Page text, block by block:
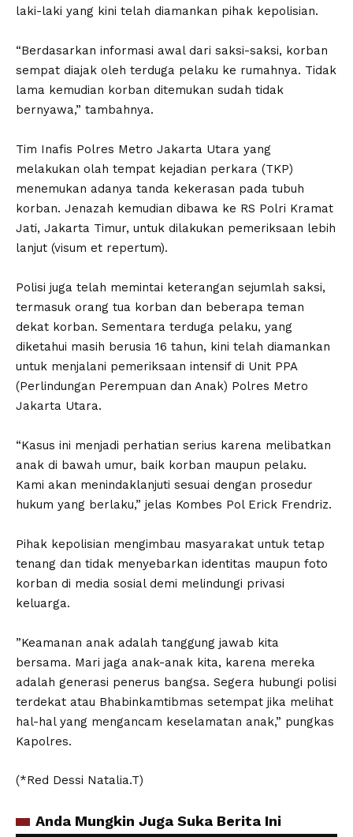
laki-laki yang kini telah diamankan pihak kepolisian.
‎“Berdasarkan informasi awal dari saksi-saksi, korban
sempat diajak oleh terduga pelaku ke rumahnya. Tidak
lama kemudian korban ditemukan sudah tidak
bernyawa,” tambahnya.
‎Tim Inafis Polres Metro Jakarta Utara yang
melakukan olah tempat kejadian perkara (TKP)
menemukan adanya tanda kekerasan pada tubuh
korban. Jenazah kemudian dibawa ke RS Polri Kramat
Jati, Jakarta Timur, untuk dilakukan pemeriksaan lebih
lanjut (visum et repertum).
‎Polisi juga telah memintai keterangan sejumlah saksi,
termasuk orang tua korban dan beberapa teman
dekat korban. Sementara terduga pelaku, yang
diketahui masih berusia 16 tahun, kini telah diamankan
untuk menjalani pemeriksaan intensif di Unit PPA
(Perlindungan Perempuan dan Anak) Polres Metro
Jakarta Utara.
‎“Kasus ini menjadi perhatian serius karena melibatkan
anak di bawah umur, baik korban maupun pelaku.
Kami akan menindaklanjuti sesuai dengan prosedur
hukum yang berlaku,” jelas Kombes Pol Erick Frendriz.
‎Pihak kepolisian mengimbau masyarakat untuk tetap
tenang dan tidak menyebarkan identitas maupun foto
korban di media sosial demi melindungi privasi
keluarga.
‎”Keamanan anak adalah tanggung jawab kita
bersama. Mari jaga anak-anak kita, karena mereka
adalah generasi penerus bangsa. Segera hubungi polisi
terdekat atau Bhabinkamtibmas setempat jika melihat
hal-hal yang mengancam keselamatan anak,” pungkas
Kapolres.
(*Red Dessi Natalia.T)
Anda Mungkin Juga Suka Berita Ini